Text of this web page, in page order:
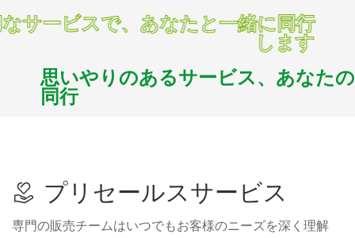
サービスで、あなたと一緒に同行
します
思いやりのあるサービス、あなた
同行
プリセールスサービス
専門の販売チームはいつでもお客様のニーズを深く理解